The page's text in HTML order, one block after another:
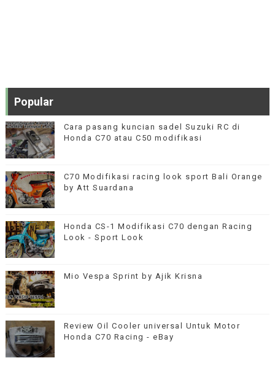
Popular
Cara pasang kuncian sadel Suzuki RC di
Honda C70 atau C50 modifikasi
C70 Modifikasi racing look sport Bali Orange
by Att Suardana
Honda CS-1 Modifikasi C70 dengan Racing
Look - Sport Look
Mio Vespa Sprint by Ajik Krisna
Review Oil Cooler universal Untuk Motor
Honda C70 Racing - eBay